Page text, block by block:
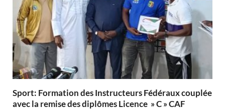
Sport: Formation des Instructeurs Fédéraux couplée
avec la remise des diplômes Licence » C » CAF